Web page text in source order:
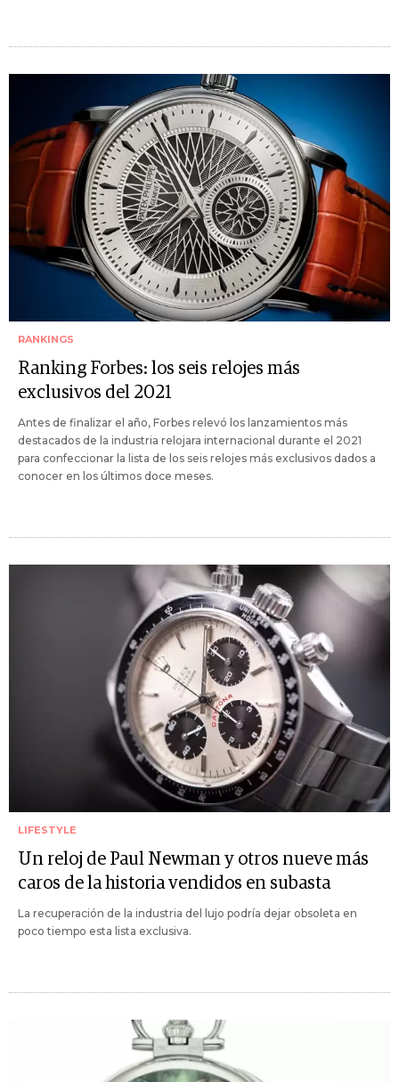
RANKINGS
Ranking Forbes: los seis relojes más
exclusivos del 2021
Antes de finalizar el año, Forbes relevó los lanzamientos más
destacados de la industria relojara internacional durante el 2021
para confeccionar la lista de los seis relojes más exclusivos dados a
conocer en los últimos doce meses.
LIFESTYLE
Un reloj de Paul Newman y otros nueve más
caros de la historia vendidos en subasta
La recuperación de la industria del lujo podría dejar obsoleta en
poco tiempo esta lista exclusiva.